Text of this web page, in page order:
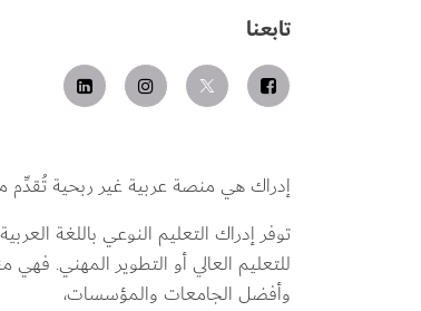
تابعنا
إدراك هي منصة عربية غير ربحية تُقدِّم
توفر إدراك التعليم النوعي باللغة
للتعليم العالي أو التطوير المهني.
وأفضل الجامعات والمؤسسات،